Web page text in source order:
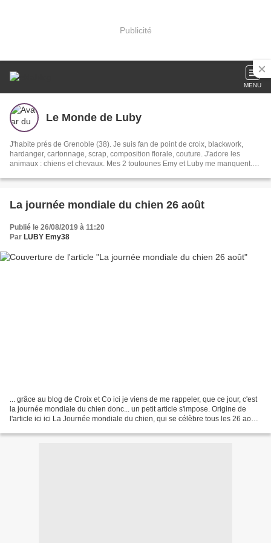
Publicité
MENU
Le Monde de Luby
J'habite prés de Grenoble (38). Je suis fan de point de croix, blackwork,
hardanger, cartonnage, scrap, composition florale, couture. J'adore les
animaux : chiens et chevaux. Mes 2 toutounes Emy et Luby me manquent.
mon anniversaire est le 20 janvier mais mon "dada", => les dalmatiens
La journée mondiale du chien 26 août
Publié le 26/08/2019 à 11:20
Par LUBY Emy38
... grâce au blog de Croix et Co ici je viens de me rappeler, que ce jour, c'est
la journée mondiale du chien donc... un petit article s'impose. Origine de
l'article ici ici La Journée mondiale du chien, qui se célèbre tous les 26 août,